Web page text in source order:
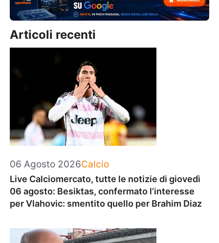
Articoli recenti
06 Agosto 2026Categorie
Calcio
Live Calciomercato, tutte le notizie di giovedì
06 agosto: Besiktas, confermato l’interesse
per Vlahovic: smentito quello per Brahim Diaz